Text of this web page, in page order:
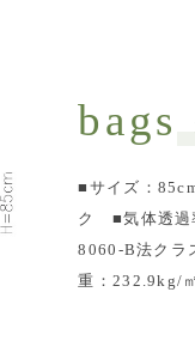
bags
■サイズ：
ク ■気体透過
8060-B法クラ
重：232.9kg/